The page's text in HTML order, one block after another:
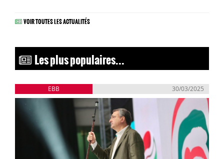
VOIR TOUTES LES ACTUALITÉS
Les plus populaires...
EBB 30/03/2025